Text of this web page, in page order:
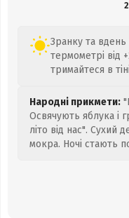
2
Зранку та
термометрі від
тримайтеся в
Народні прикмети:
Освячують яблука і
літо від нас". Сухий
мокра. Ночі стають